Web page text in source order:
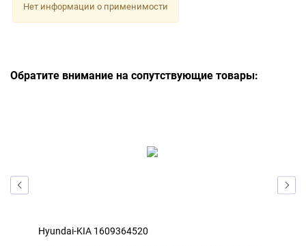
Нет информации о применимости
Обратите внимание на сопутствующие товары:
Hyundai-KIA 1609364520